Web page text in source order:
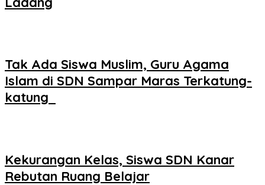
Tak Ada Siswa Muslim, Guru Agama
Islam di SDN Sampar Maras Terkatung-
katung ‎
Kekurangan Kelas, Siswa SDN Kanar
Rebutan Ruang Belajar